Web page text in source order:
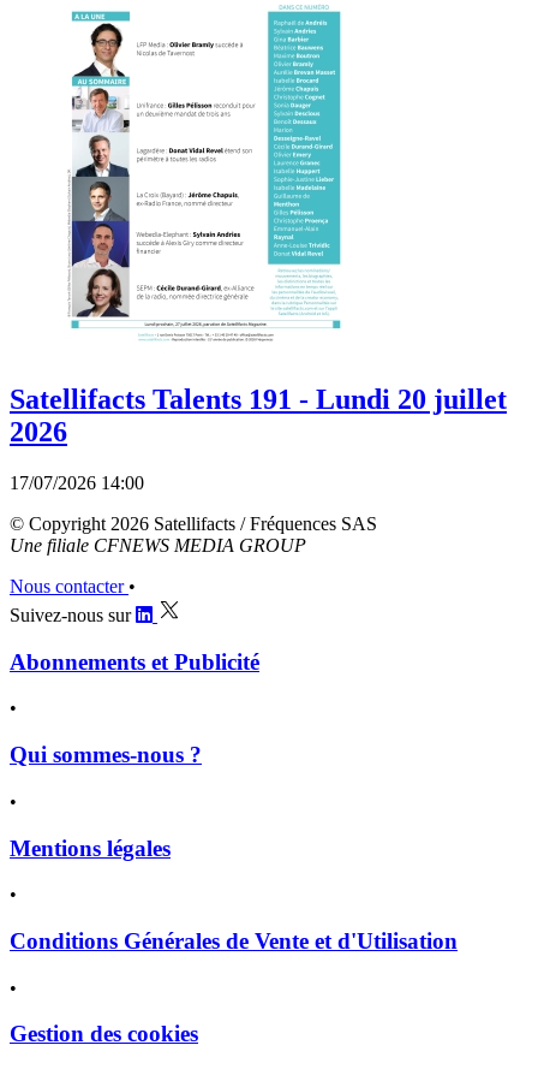
Satellifacts Talents 191 - Lundi 20 juillet
2026
17/07/2026 14:00
© Copyright 2026 Satellifacts / Fréquences SAS
Une filiale CFNEWS MEDIA GROUP
Nous contacter •
Suivez-nous sur
Abonnements et Publicité
•
Qui sommes-nous ?
•
Mentions légales
•
Conditions Générales de Vente et d'Utilisation
•
Gestion des cookies